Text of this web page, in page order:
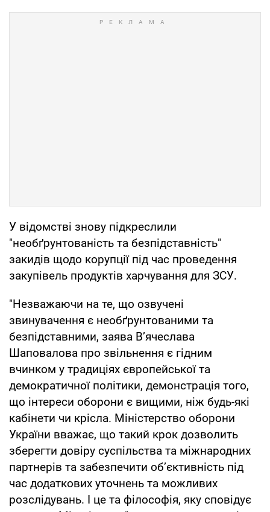
У відомстві знову підкреслили
"необґрунтованість та безпідставність"
закидів щодо корупції під час проведення
закупівель продуктів харчування для ЗСУ.
"Незважаючи на те, що озвучені
звинувачення є необґрунтованими та
безпідставними, заява В’ячеслава
Шаповалова про звільнення є гідним
вчинком у традиціях європейської та
демократичної політики, демонстрація того,
що інтереси оборони є вищими, ніж будь-які
кабінети чи крісла. Міністерство оборони
України вважає, що такий крок дозволить
зберегти довіру суспільства та міжнародних
партнерів та забезпечити об’єктивність під
час додаткових уточнень та можливих
розслідувань. І це та філософія, яку сповідує